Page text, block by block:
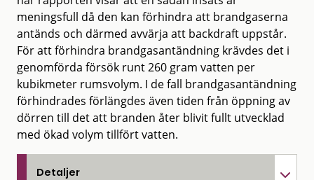
meningsfull då den kan förhindra att brandgaserna
antänds och därmed avvärja att backdraft uppstår.
För att förhindra brandgasantändning krävdes det i
genomförda försök runt 260 gram vatten per
kubikmeter rumsvolym. I de fall brandgasantändning
förhindrades förlängdes även tiden från öppning av
dörren till det att branden åter blivit fullt utvecklad
med ökad volym tillfört vatten.
Detaljer